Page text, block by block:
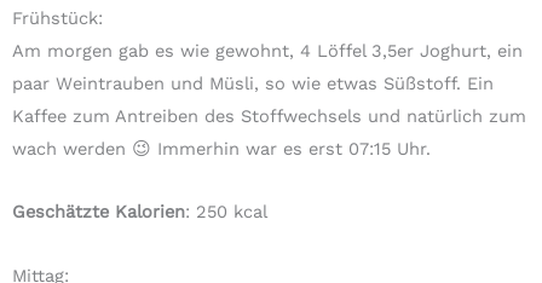
Frühstück:
Am morgen gab es wie gewohnt, 4 Löffel 3,5er Joghurt, ein
paar Weintrauben und Müsli, so wie etwas Süßstoff. Ein
Kaffee zum Antreiben des Stoffwechsels und natürlich zum
wach werden 😉 Immerhin war es erst 07:15 Uhr.
Geschätzte Kalorien: 250 kcal
Mittag: